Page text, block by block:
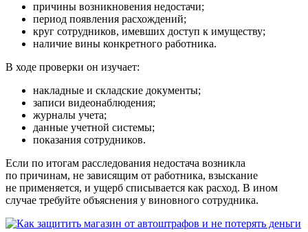
причины возникновения недостачи;
период появления расхождений;
круг сотрудников, имевших доступ к имуществу;
наличие вины конкретного работника.
В ходе проверки он изучает:
накладные и складские документы;
записи видеонаблюдения;
журналы учета;
данные учетной системы;
показания сотрудников.
Если по итогам расследования недостача возникла
по причинам, не зависящим от работника, взыскание
не применяется, и ущерб списывается как расход. В ином
случае требуйте объяснения у виновного сотрудника.